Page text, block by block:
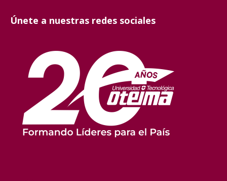
Únete a nuestras redes sociales